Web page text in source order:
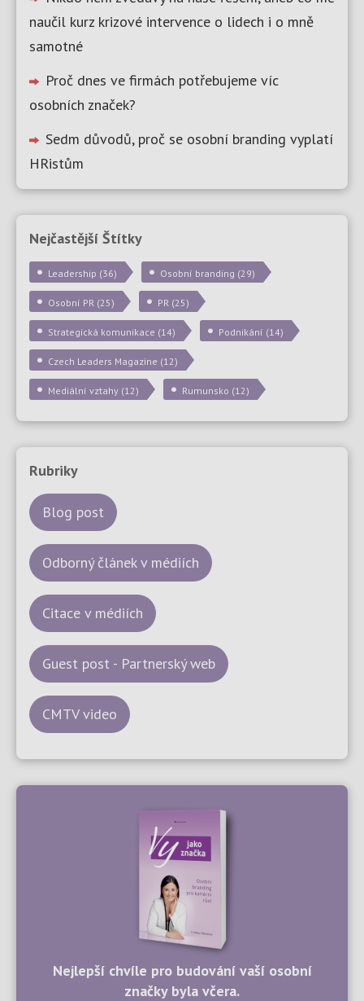
naučil kurz krizové intervence o lidech i o mně
samotné
Proč dnes ve firmách potřebujeme víc
osobních značek?
Sedm důvodů, proč se osobní branding vyplatí
HRistům
Nejčastější Štítky
Leadership (36) Osobní branding (29)
Osobní PR (25) PR (25)
Strategická komunikace (14) Podnikání (14)
Czech Leaders Magazine (12)
Mediální vztahy (12) Rumunsko (12)
Rubriky
Blog post
Odborný článek v médiích
Citace v médiích
Guest post - Partnerský web
CMTV video
Nejlepší chvíle pro budování vaší osobní
značky byla včera.